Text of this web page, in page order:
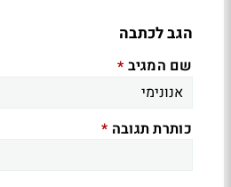
הגב לכתבה
שם המגיב *
כותרת תגובה *